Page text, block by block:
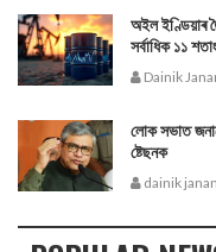
অইল ইণ্ডিয়াৰ
সর্বাধিক ১১
Dainik
লোক সভাত
ষ্টেছনক
dainik